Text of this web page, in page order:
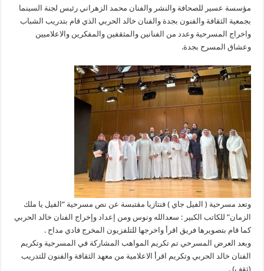
مؤسسة عسير للصحافة والنشر والفنان محمد الزهراني رئيس لجنة السينما
بجمعية الثقافة والفنون بجدة والفنان خالد الحربي الذي قام بتدريب الشباب
واخراج المسرحية وعدد من الفنانين والمثقفين والمفكرين والاعلاميين
وعشاق المسرح بجدة.
وتعد مسرحية ( الفيل جاي ) فنتازيا مقتبسة عن نص مسرحية “الفيل يا ملك
الزمان” للكاتب الكبير : سعدالله ونوس ومن إعداد وإخراج الفنان خالد الحربي
كما قام بتصويرها فريق اقرأ واخرجها للتلفزيون المخرج فادي مداح .
وبعد العرض المسرحي تم تكريم المواهب المشاركة في المسرحية وتكريم
الفنان خالد الحربي وتكريم اقرأ الاعلامية من معهد الثقافة والفنون للتدريب
(ثقف) .